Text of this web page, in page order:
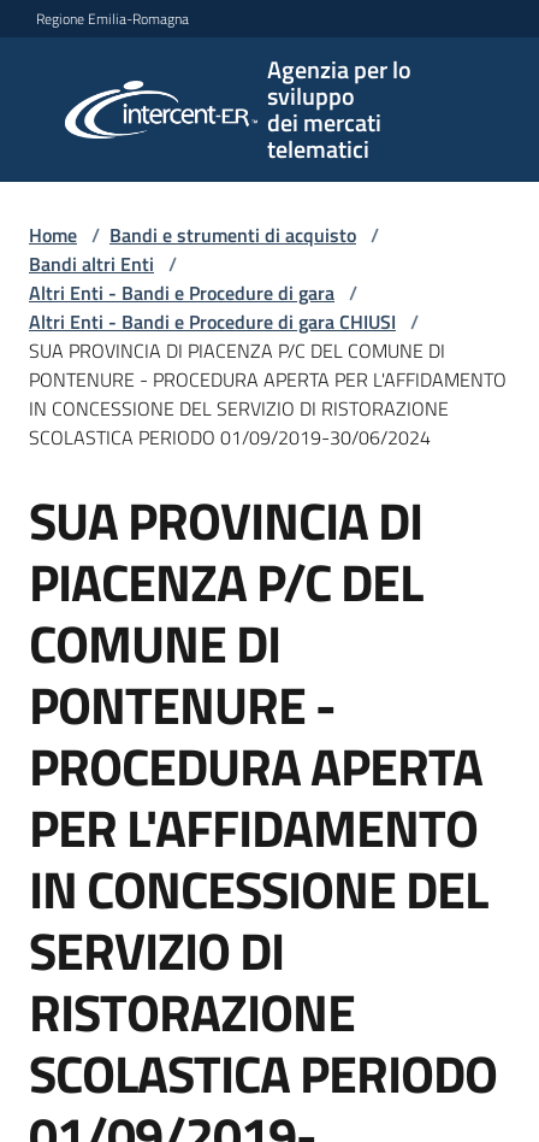
Vai al contenuto
Vai alla navigazione
Vai al footer
Regione Emilia-Romagna
Agenzia per lo
sviluppo
dei mercati
telematici
per lo
sviluppo
telematici
L'Agenzia
Bandi
strumenti
di
Supporto
Piattaforme
telematiche
English
site
Seguici
su
Home / Bandi e strumenti di acquisto /
Bandi altri Enti /
Altri Enti - Bandi e Procedure di gara /
Altri Enti - Bandi e Procedure di gara CHIUSI /
SUA PROVINCIA DI PIACENZA P/C DEL COMUNE DI
PONTENURE - PROCEDURA APERTA PER L'AFFIDAMENTO
IN CONCESSIONE DEL SERVIZIO DI RISTORAZIONE
SCOLASTICA PERIODO 01/09/2019-30/06/2024
Salta al contenuto
SUA PROVINCIA DI
PIACENZA P/C DEL
COMUNE DI
PONTENURE -
PROCEDURA APERTA
PER L'AFFIDAMENTO
IN CONCESSIONE DEL
SERVIZIO DI
RISTORAZIONE
SCOLASTICA PERIODO